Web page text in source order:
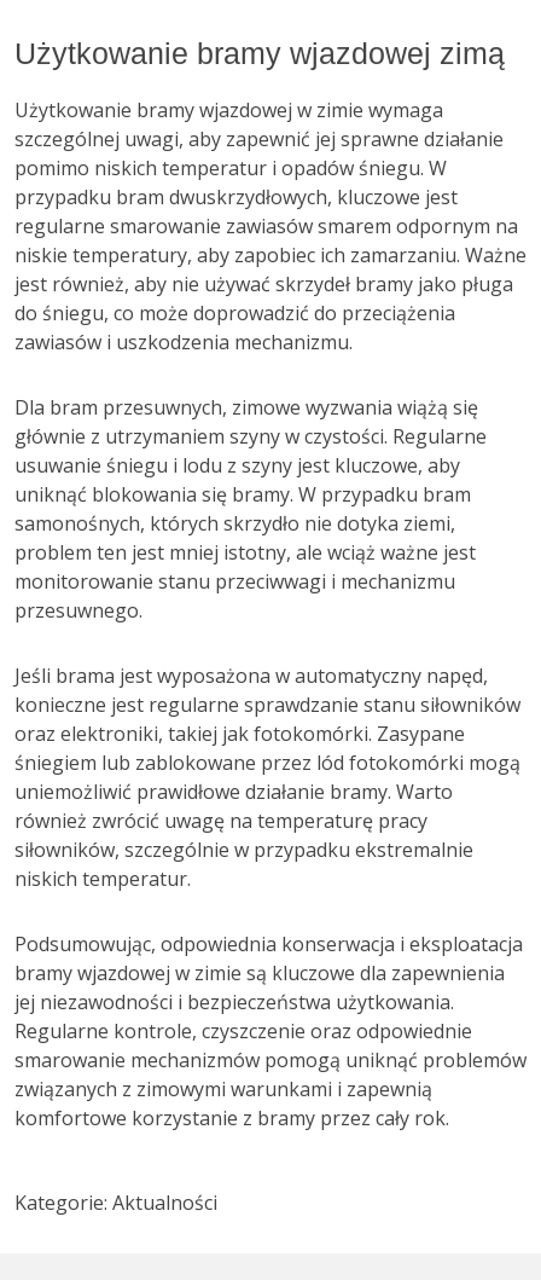
Użytkowanie bramy wjazdowej zimą
Użytkowanie bramy wjazdowej w zimie wymaga
szczególnej uwagi, aby zapewnić jej sprawne działanie
pomimo niskich temperatur i opadów śniegu. W
przypadku bram dwuskrzydłowych, kluczowe jest
regularne smarowanie zawiasów smarem odpornym na
niskie temperatury, aby zapobiec ich zamarzaniu. Ważne
jest również, aby nie używać skrzydeł bramy jako pługa
do śniegu, co może doprowadzić do przeciążenia
zawiasów i uszkodzenia mechanizmu.
Dla bram przesuwnych, zimowe wyzwania wiążą się
głównie z utrzymaniem szyny w czystości. Regularne
usuwanie śniegu i lodu z szyny jest kluczowe, aby
uniknąć blokowania się bramy. W przypadku bram
samonośnych, których skrzydło nie dotyka ziemi,
problem ten jest mniej istotny, ale wciąż ważne jest
monitorowanie stanu przeciwwagi i mechanizmu
przesuwnego.
Jeśli brama jest wyposażona w automatyczny napęd,
konieczne jest regularne sprawdzanie stanu siłowników
oraz elektroniki, takiej jak fotokomórki. Zasypane
śniegiem lub zablokowane przez lód fotokomórki mogą
uniemożliwić prawidłowe działanie bramy. Warto
również zwrócić uwagę na temperaturę pracy
siłowników, szczególnie w przypadku ekstremalnie
niskich temperatur.
Podsumowując, odpowiednia konserwacja i eksploatacja
bramy wjazdowej w zimie są kluczowe dla zapewnienia
jej niezawodności i bezpieczeństwa użytkowania.
Regularne kontrole, czyszczenie oraz odpowiednie
smarowanie mechanizmów pomogą uniknąć problemów
związanych z zimowymi warunkami i zapewnią
komfortowe korzystanie z bramy przez cały rok.
Kategorie: Aktualności